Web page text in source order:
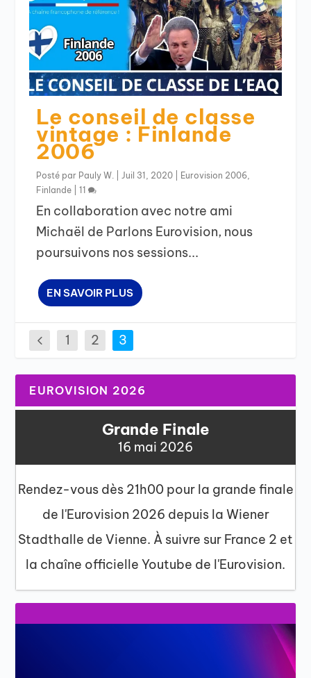
Le conseil de classe
vintage : Finlande
2006
Posté par Pauly W. Juil 31, 2020 Eurovision 2006
Finlande |11
En collaboration avec notre ami
Michaël de Parlons Eurovision, nous
poursuivons nos sessions...
EN SAVOIR PLUS
1 2 3
EUROVISION 2026
Grande Finale
16 mai 2026
Rendez-vous dès 21h00 pour la grande finale
de l'Eurovision 2026 depuis la Wiener
Stadthalle de Vienne. À suivre sur France 2 et
la chaîne officielle Youtube de l'Eurovision.